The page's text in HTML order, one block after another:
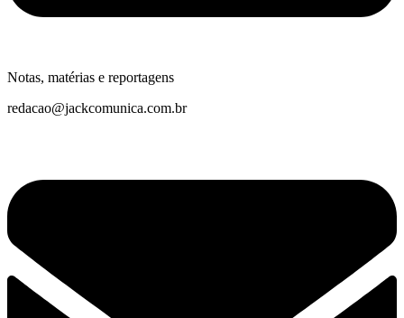
Notas, matérias e reportagens
redacao@jackcomunica.com.br